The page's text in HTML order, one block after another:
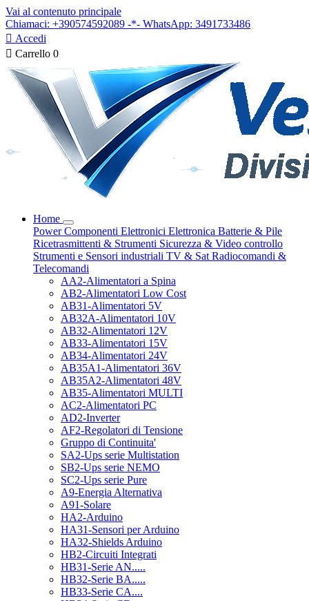
Vai al contenuto principale
Chiamaci: +390574592089 -*- WhatsApp: 3491733486
 Accedi
 Carrello 0
Home
PowerComponenti Elettronici Elettronica Batterie & Pile
Ricetrasmittenti & Strumenti Sicurezza & Video controllo
Strumenti e Sensori industriali TV & Sat Radiocomandi &
Telecomandi
AA2-Alimentatori a Spina
AB2-Alimentatori Low Cost
AB31-Alimentatori 5V
AB32A-Alimentatori 10V
AB32-Alimentatori 12V
AB33-Alimentatori 15V
AB34-Alimentatori 24V
AB35A1-Alimentatori 36V
AB35A2-Alimentatori 48V
AB35-Alimentatori MULTI
AC2-Alimentatori PC
AD2-Inverter
AF2-Regolatori di Tensione
Gruppo di Continuita'
SA2-Ups serie Multistation
SB2-Ups serie NEMO
SC2-Ups serie Pure
A9-Energia Alternativa
A91-Solare
HA2-Arduino
HA31-Sensori per Arduino
HA32-Shields Arduino
HB2-Circuiti Integrati
HB31-Serie AN.....
HB32-Serie BA.....
HB33-Serie CA....